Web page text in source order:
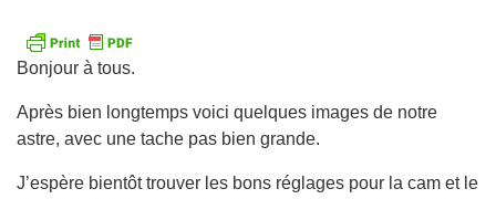
Bonjour à tous.
Après bien longtemps voici quelques images de notre
astre, avec une tache pas bien grande.
J’espère bientôt trouver les bons réglages pour la cam et le